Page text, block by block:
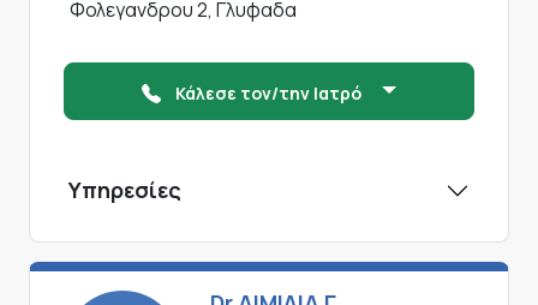
Φολεγανδρου 2, Γλυφαδα
Κάλεσε τον/την Ιατρό
Υπηρεσίες